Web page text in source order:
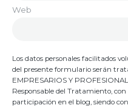
Web
Los datos personales facilitados
del presente formulario serán
EMPRESARIOS Y
Responsable del Tratamiento,
participación en el blog, siendo